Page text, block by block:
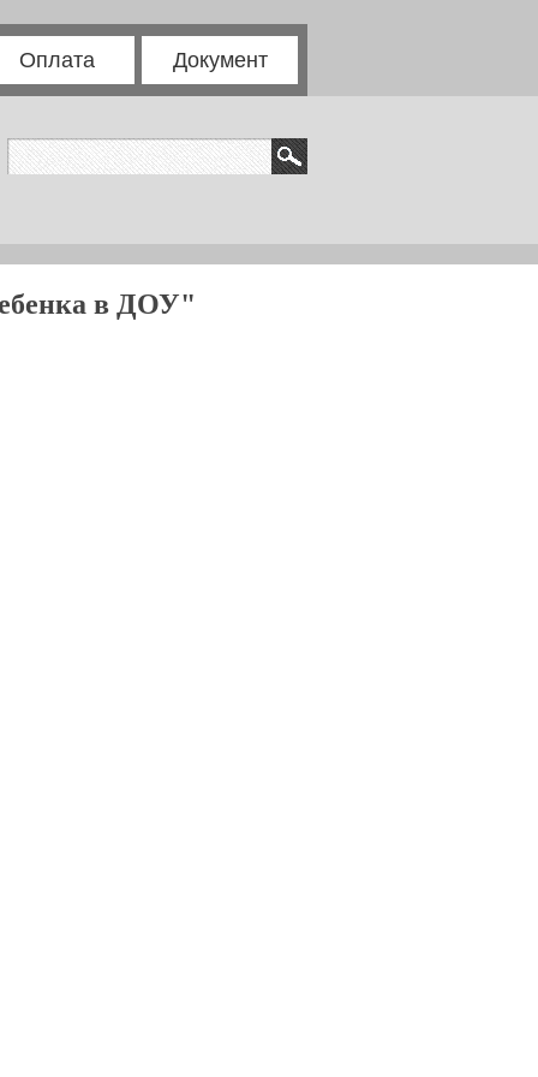
Оплата Документ
в ДОУ"